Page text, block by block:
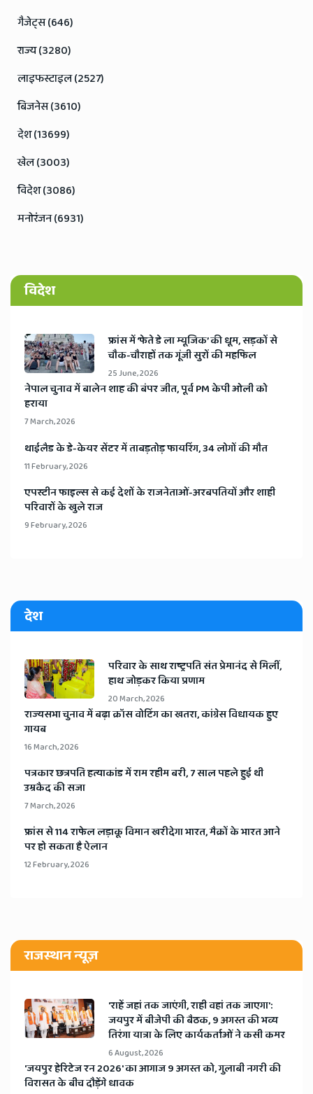
गैजेट्स (646)
राज्य (3280)
लाइफस्टाइल (2527)
बिजनेस (3610)
देश (13699)
खेल (3003)
विदेश (3086)
मनोरंजन (6931)
विदेश
​फ्रांस में ‘फेते डे ला म्यूजिक’ की धूम, सड़कों से
चौक-चौराहों तक गूंजी सुरों की महफिल
25 June, 2026
​नेपाल चुनाव में बालेन शाह की बंपर जीत, पूर्व PM केपी ओली को
हराया
7 March, 2026
​थाईलैड के डे-केयर सेंटर में ताबड़तोड़ फायरिंग, 34 लोगों की मौत
11 February, 2026
​एपस्टीन फाइल्स से कई देशों के राजनेताओं-अरबपतियों और शाही
परिवारों के खुले राज
9 February, 2026
देश
​परिवार के साथ राष्ट्रपति संत प्रेमानंद से मिलीं,
हाथ जोड़कर किया प्रणाम
20 March, 2026
​राज्यसभा चुनाव में बढ़ा क्रॉस वोटिंग का खतरा, कांग्रेस विधायक हुए
गायब
16 March, 2026
​पत्रकार छत्रपति हत्याकांड में राम रहीम बरी, 7 साल पहले हुई थी
उम्रकैद की सजा
7 March, 2026
​फ्रांस से 114 राफेल लड़ाकू विमान खरीदेगा भारत, मैक्रों के भारत आने
पर हो सकता है ऐलान
12 February, 2026
राजस्थान न्यूज़
'राहें जहां तक जाएंगी, राही वहां तक जाएगा':
जयपुर में बीजेपी की बैठक, 9 अगस्त की भव्य
तिरंगा यात्रा के लिए कार्यकर्ताओं ने कसी कमर
6 August, 2026
​'जयपुर हेरिटेज रन 2026' का आगाज 9 अगस्त को, गुलाबी नगरी की
विरासत के बीच दौड़ेंगे धावक